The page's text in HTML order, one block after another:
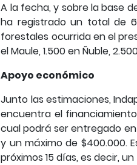
A la fecha, y sobre la base
ha registrado un total de
forestales ocurrida en el
el Maule, 1.500 en Ñuble,
Apoyo económico
Junto las estimaciones,
encuentra el
cual podrá ser entregado
y un máximo de $400.000.
próximos 15 días, es decir,